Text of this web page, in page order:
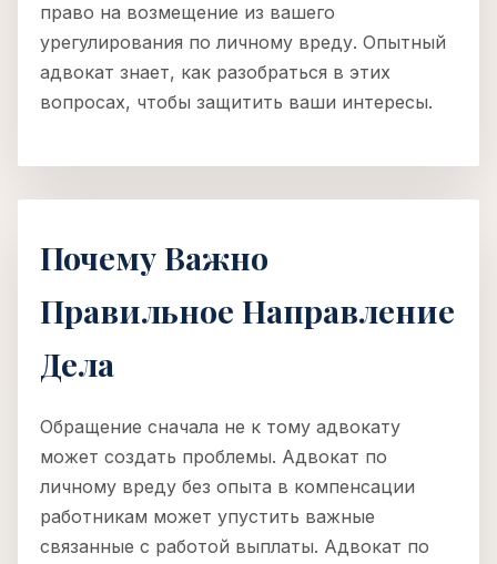
право на возмещение из вашего
урегулирования по личному вреду. Опытный
адвокат знает, как разобраться в этих
вопросах, чтобы защитить ваши интересы.
Почему Важно
Правильное Направление
Дела
Обращение сначала не к тому адвокату
может создать проблемы. Адвокат по
личному вреду без опыта в компенсации
работникам может упустить важные
связанные с работой выплаты. Адвокат по